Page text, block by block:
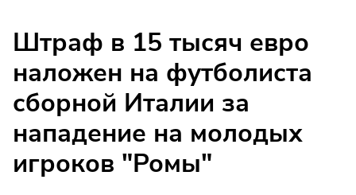
Штраф в 15 тысяч евро
наложен на футболиста
сборной Италии за
нападение на молодых
игроков "Ромы"